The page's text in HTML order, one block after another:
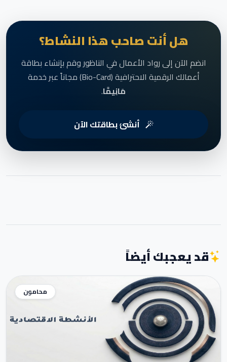
هل أنت صاحب هذا النشاط؟
انضم الآن إلى رواد الأعمال في الناظور وقم بإنشاء بطاقة
أعمالك الرقمية الاحترافية (Bio-Card) مجاناً عبر خدمة
مَانِيمَّا.
أنشئ بطاقتك الآن
قد يعجبك أيضاً
محامون